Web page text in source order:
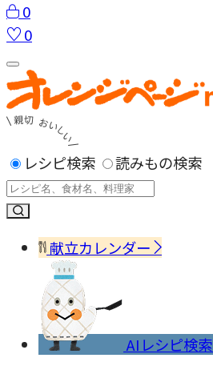
0
0
レシピ検索 読みもの検索
献立カレンダー
AIレシピ検索